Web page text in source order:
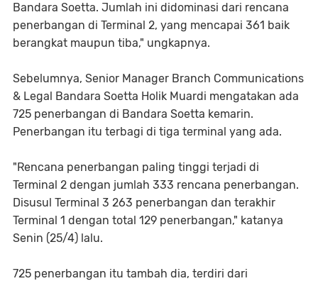
Bandara Soetta. Jumlah ini didominasi dari rencana
penerbangan di Terminal 2, yang mencapai 361 baik
berangkat maupun tiba," ungkapnya.
Sebelumnya, Senior Manager Branch Communications
& Legal Bandara Soetta Holik Muardi mengatakan ada
725 penerbangan di Bandara Soetta kemarin.
Penerbangan itu terbagi di tiga terminal yang ada.
"Rencana penerbangan paling tinggi terjadi di
Terminal 2 dengan jumlah 333 rencana penerbangan.
Disusul Terminal 3 263 penerbangan dan terakhir
Terminal 1 dengan total 129 penerbangan," katanya
Senin (25/4) lalu.
725 penerbangan itu tambah dia, terdiri dari